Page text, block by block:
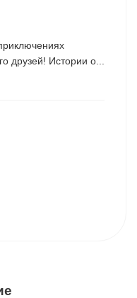
друзей! Истории о...